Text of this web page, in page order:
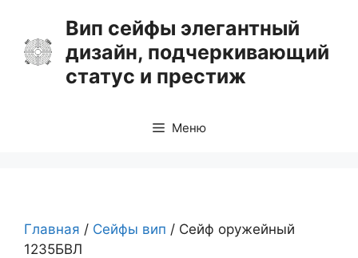
содержимому
Вип сейфы элегантный
дизайн, подчеркивающий
статус и престиж
Меню
Главная / Сейфы вип / Сейф оружейный
1235БВЛ